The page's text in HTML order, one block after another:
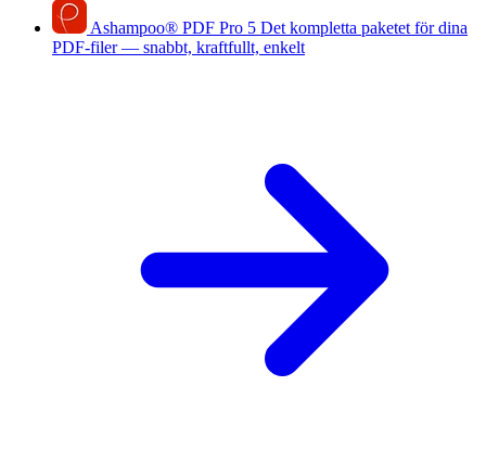
Ashampoo® PDF Pro 5 Det kompletta paketet för dina
PDF-filer — snabbt, kraftfullt, enkelt